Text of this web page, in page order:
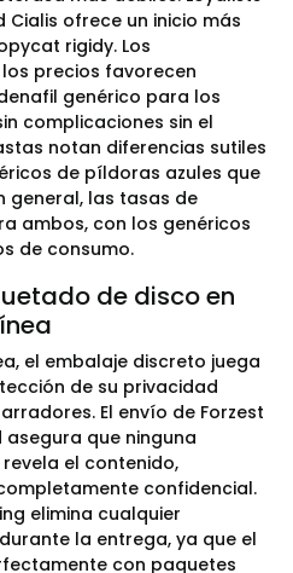
ofrece un inicio más
rigidy. Los
precios favorecen
genérico para los
complicaciones sin el
notan diferencias sutiles
de píldoras azules que
general, las tasas de
ambos, con los genéricos
de consumo.
de disco en
el embalaje discreto juega
de su privacidad
El envío de Forzest
que ninguna
el contenido,
confidencial.
elimina cualquier
la entrega, ya que el
con paquetes